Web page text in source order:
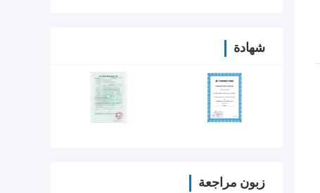
شهادة
زبون مراجعة